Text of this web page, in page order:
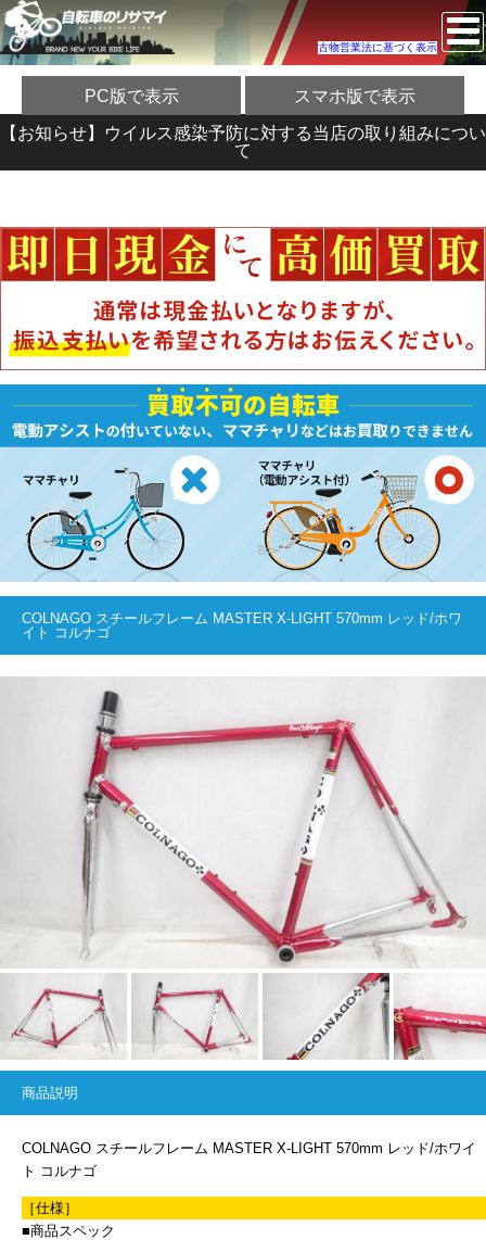
古物営業法に基づく表示
PC版で表示 スマホ版で表示
【お知らせ】ウイルス感染予防に対する当店の取り組みについ
て
COLNAGO スチールフレーム MASTER X-LIGHT 570mm レッド/ホワ
イト コルナゴ
商品説明
COLNAGO スチールフレーム MASTER X-LIGHT 570mm レッド/ホワイ
ト コルナゴ
［仕様］
■商品スペック